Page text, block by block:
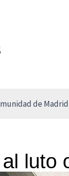
de Madrid
luto